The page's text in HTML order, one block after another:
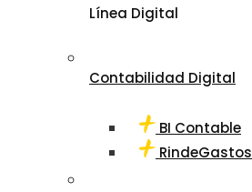
Línea Digital
Contabilidad Digital
BI Contable
RindeGastos